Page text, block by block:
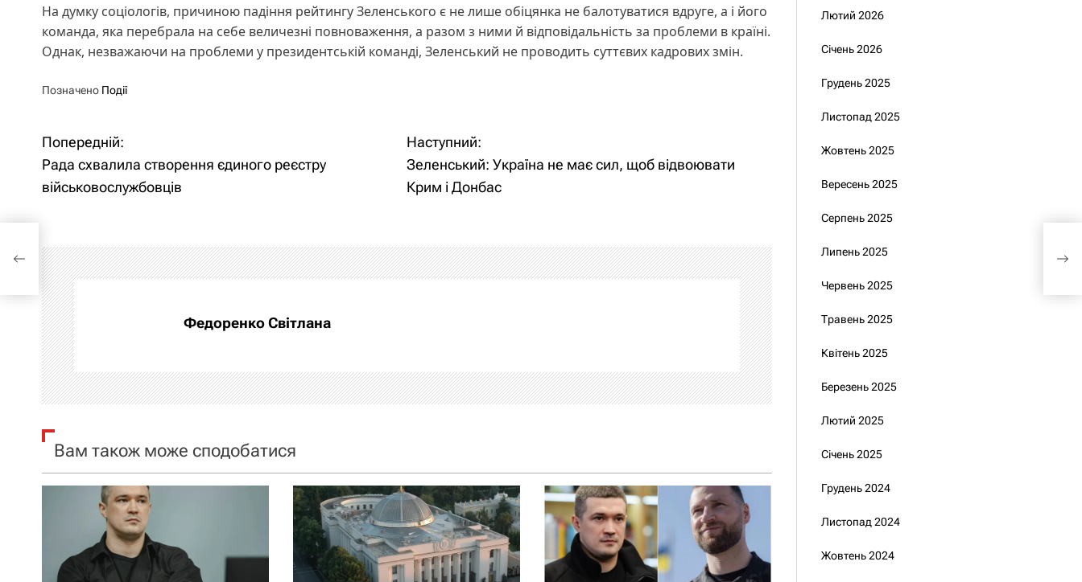
На думку соціологів, причиною падіння рейтингу Зеленського є не лише обіцянка не балотуватися вдруге, а і його
команда, яка перебрала на себе величезні повноваження, а разом з ними й відповідальність за проблеми в країні.
Однак, незважаючи на проблеми у президентській команді, Зеленський не проводить суттєвих кадрових змін.
Позначено Події
Н
а
і
г
а
ц
і
я
а
Попередній:
Рада схвалила створення єдиного реєстру
військовослужбовців
Наступний:
Зеленський: Україна не має сил, щоб відвоювати
Крим і Донбас
Федоренко Світлана
Вам також може сподобатися
Лютий 2026
Січень 2026
Грудень 2025
Листопад 2025
Жовтень 2025
Вересень 2025
Серпень 2025
Липень 2025
Червень 2025
Травень 2025
Квітень 2025
Березень 2025
Лютий 2025
Січень 2025
Грудень 2024
Листопад 2024
Жовтень 2024